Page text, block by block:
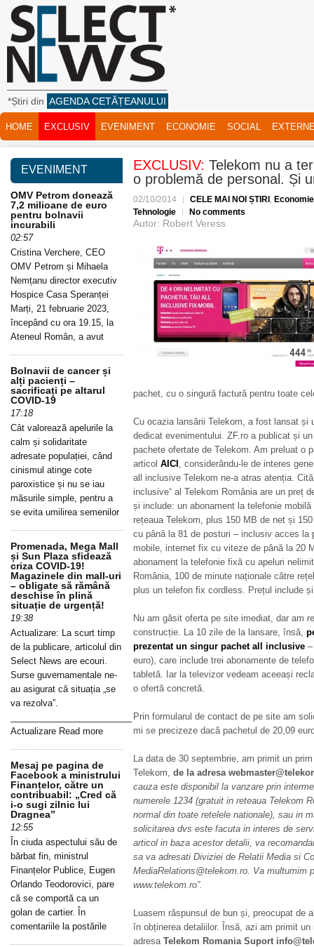
*Știri din AGENDA CETĂȚEANULUI
HOME EXCLUSIV EVENIMENT ECONOMIE SOCIAL
EXCLUSIV: Telekom nu a
o problemă de personal. Și
02/10/2014 CELE MAI NOI ȘTIRI , Economie
Tehnologie
No comments
Autor: Robert Veress
pachet, cu o singură factură pentru toate
Cu ocazia lansării Telekom, a fost lansat și
dedicat evenimentului. ZF.ro a publicat și
pachete ofertate de Telekom. Am preluat o
articol AICI , considerându-le de interes
all inclusive Telekom ne-a atras atenția.
inclusive“ al Telekom România are un preț
și include: un abonament la telefonie
rețeaua Telekom, plus 150 MB de net și
cu până la 81 de posturi – inclusiv acces la
mobile, internet fix cu viteze de până la 20
abonament la telefonie fixă cu apeluri
România, 100 de minute naționale către
plus un telefon fix cordless. Prețul include
Nu am găsit oferta pe site imediat, dar am
construcție. La 10 zile de la lansare, însă,
prezentat un singur pachet all inclusive
euro), care include trei abonamente de
tabletă. Iar la televizor vedeam aceeași
o ofertă concretă.
Prin formularul de contact de pe site am
mi se precizeze dacă pachetul de 20,09
La data de 30 septembrie, am primit un
Telekom, de la adresa
cauza este disponibil la vanzare prin
numerele 1234 (gratuit in reteaua Telekom
normal din toate retelele nationale), sau in
solicitarea dvs este facuta in interes de
articol in baza acestor detalii, va
sa va adresati Diviziei de Relatii Media si
MediaRelations@telekom.ro. Va multumim
www.telekom.ro”.
Luasem răspunsul de bun și, preocupat de
în obținerea detaliilor. Însă, azi am primit un
adresa Telekom Romania Suport
EVENIMENT
OMV Petrom donează
7,2 milioane de euro
pentru bolnavii
incurabili
02:57
Cristina Verchere, CEO
OMV Petrom și Mihaela
Nemțanu director executiv
Hospice Casa Speranței
Marți, 21 februarie 2023,
începând cu ora 19.15, la
Ateneul Român, a avut
Bolnavii de cancer și
alți pacienți –
sacrificați pe altarul
COVID-19
17:18
Cât valorează apelurile la
calm și solidaritate
adresate populației, când
cinismul atinge cote
paroxistice și nu se iau
măsurile simple, pentru a
se evita umilirea semenilor
Promenada, Mega Mall
și Sun Plaza sfidează
criza COVID-19!
Magazinele din mall-uri
– obligate să rămână
deschise în plină
situație de urgență!
19:38
Actualizare: La scurt timp
de la publicare, articolul din
Select News are ecouri.
Surse guvernamentale ne-
au asigurat că situația „se
va rezolva”.
Actualizare Read more
Mesaj pe pagina de
Facebook a ministrului
Finanțelor, către un
contribuabil: „Cred că
i-o sugi zilnic lui
Dragnea”
12:55
În ciuda aspectului său de
bărbat fin, ministrul
Finanțelor Publice, Eugen
Orlando Teodorovici, pare
că se comportă ca un
golan de cartier. În
comentariile la postările